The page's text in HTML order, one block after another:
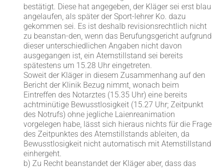
bestätigt. Diese hat angegeben, der Kläger sei erst blau
angelaufen, als später der Sport-lehrer Ko. dazu
gekommen sei. Es ist deshalb revisionsrechtlich nicht
zu beanstan-den, wenn das Berufungsgericht aufgrund
dieser unterschiedlichen Angaben nicht davon
ausgegangen ist, ein Atemstillstand sei bereits
spätestens um 15.28 Uhr eingetreten.
Soweit der Kläger in diesem Zusammenhang auf den
Bericht der Klinik Bezug nimmt, wonach beim
Eintreffen des Notarztes (15.35 Uhr) eine bereits
achtminütige Bewusstlosigkeit (15.27 Uhr; Zeitpunkt
des Notrufs) ohne jegliche Laienreanimation
vorgelegen habe, lässt sich hieraus nichts für die Frage
des Zeitpunktes des Atemstillstands ableiten, da
Bewusstlosigkeit nicht automatisch mit Atemstillstand
einhergeht.
b) Zu Recht beanstandet der Kläger aber, dass das